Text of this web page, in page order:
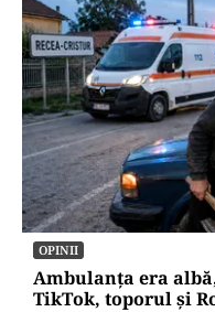
LIFESTYLE
Alimentele care nu
aluminiu. Lista